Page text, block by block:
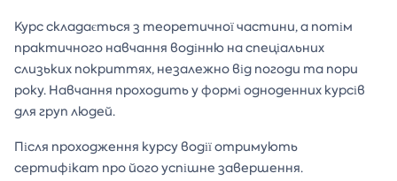
Курс складається з теоретичної частини, а потім
практичного навчання водінню на спеціальних
слизьких покриттях, незалежно від погоди та пори
року. Навчання проходить у формі одноденних курсів
для груп людей.
Після проходження курсу водії отримують
сертифікат про його успішне завершення.